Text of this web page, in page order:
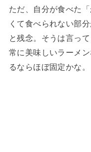
ただ、自分が食べた
くて食べられない部
と残念。そうは言っ
常に美味しいラーメ
るならほぼ固定かな。